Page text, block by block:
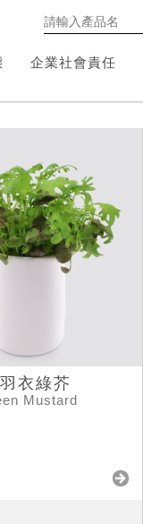
企業社會責任
衣綠芥
Mustard